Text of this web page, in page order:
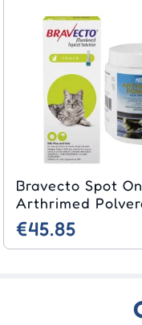
Bravecto Spot
Arthrimed
€45.85